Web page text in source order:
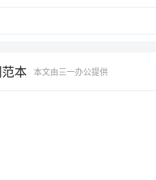
本 本文由三一办公提供